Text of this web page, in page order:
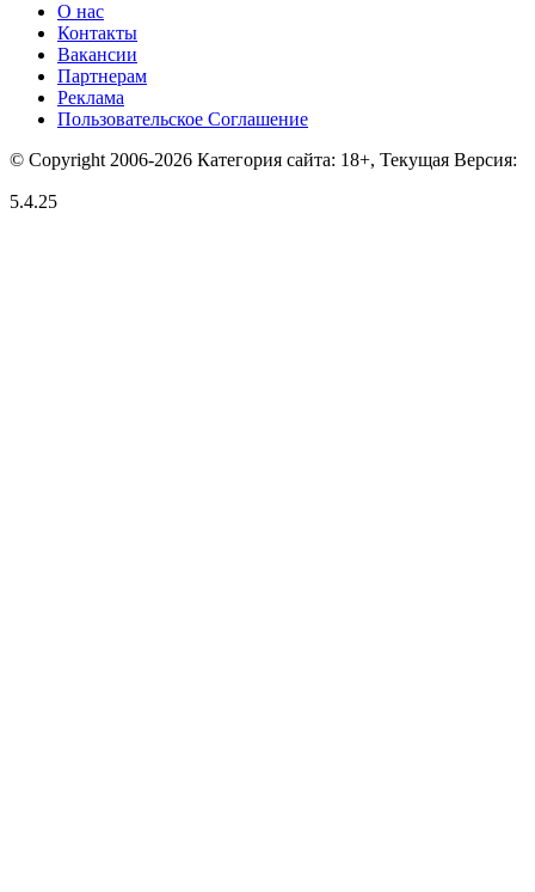
О нас
Контакты
Вакансии
Партнерам
Реклама
Пользовательское Соглашение
© Copyright 2006-2026 Категория сайта: 18+, Текущая Версия:
5.4.25